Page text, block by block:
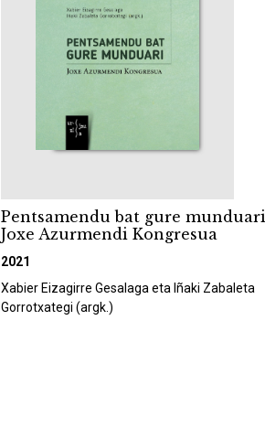
Pentsamenduaren historia Euskal
Herrian